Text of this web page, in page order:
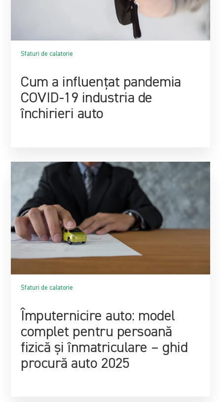
Sfaturi de calatorie
Cum a influențat pandemia
COVID-19 industria de
închirieri auto
Sfaturi de calatorie
Împuternicire auto: model
complet pentru persoană
fizică și înmatriculare – ghid
procură auto 2025